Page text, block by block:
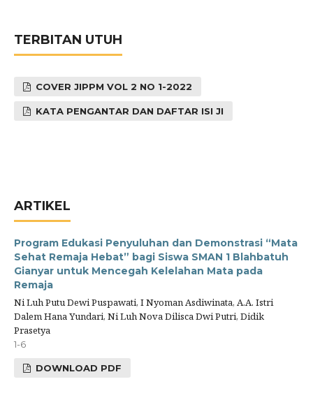
TERBITAN UTUH
COVER JIPPM VOL 2 NO 1-2022
KATA PENGANTAR DAN DAFTAR ISI JI
ARTIKEL
Program Edukasi Penyuluhan dan Demonstrasi “Mata
Sehat Remaja Hebat” bagi Siswa SMAN 1 Blahbatuh
Gianyar untuk Mencegah Kelelahan Mata pada
Remaja
Ni Luh Putu Dewi Puspawati, I Nyoman Asdiwinata, A.A. Istri
Dalem Hana Yundari, Ni Luh Nova Dilisca Dwi Putri, Didik
Prasetya
1-6
DOWNLOAD PDF